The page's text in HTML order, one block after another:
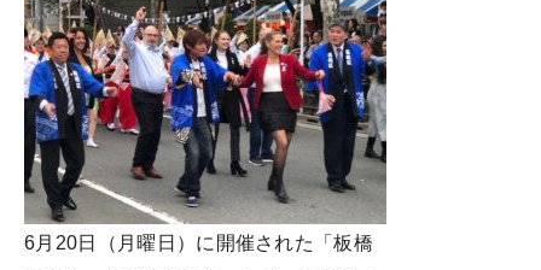
6月20日（月曜日）に開催された「板橋